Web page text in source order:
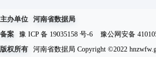
主办单位
河南省数据局
备案
豫 ICP 备 19035158 号-6
豫公网安备
版权所有
河南省数据局 Copyright ©2022